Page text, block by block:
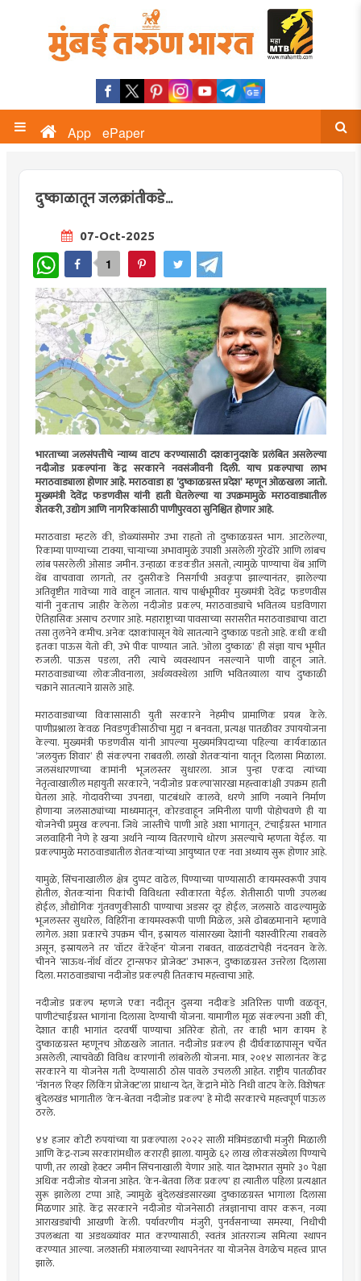
App ePaper
दुष्काळातून जलक्रांतीकडे...
07-Oct-2025
WhatsApp
1
भारताच्या जलसंपत्तीचे न्याय्य वाटप करण्यासाठी दशकानुदशके प्रलंबित असलेल्या
नदीजोड प्रकल्पांना केंद्र सरकारने नवसंजीवनी दिली. याच प्रकल्पाचा लाभ
मराठवाड्याला होणार आहे. मराठवाडा हा ‘दुष्काळग्रस्त प्रदेश’ म्हणून ओळखला जातो.
मुख्यमंत्री देवेंद्र फडणवीस यांनी हाती घेतलेल्या या उपक्रमामुळे मराठवाड्यातील
शेतकरी, उद्योग आणि नागरिकांसाठी पाणीपुरवठा सुनिश्चित होणार आहे.
मराठवाडा म्हटले की, डोळ्यांसमोर उभा राहतो तो दुष्काळग्रस्त भाग. आटलेल्या,
रिकाम्या पाण्याच्या टाक्या, चार्‍याच्या अभावामुळे उपाशी असलेली गुरेढोरे आणि लांबच
लांब पसरलेली ओसाड जमीन. उन्हाळा कडकडीत असतो, त्यामुळे पाण्याचा थेंब आणि
थेंब वाचवावा लागतो, तर दुसरीकडे निसर्गाची अवकृपा झाल्यानंतर, झालेल्या
अतिवृष्टीत गावेच्या गावे वाहून जातात. याच पार्श्वभूमीवर मुख्यमंत्री देवेंद्र फडणवीस
यांनी नुकताच जाहीर केलेला नदीजोड प्रकल्प, मराठवाड्याचे भवितव्य घडविणारा
ऐतिहासिक असाच ठरणार आहे. महाराष्ट्राच्या पावसाच्या सरासरीत मराठवाड्याचा वाटा
तसा तुलनेने कमीच. अनेक दशकांपासून येथे सातत्याने दुष्काळ पडतो आहे. कधी कधी
इतका पाऊस येतो की, उभे पीक पाण्यात जाते. ‘ओला दुष्काळ’ ही संज्ञा याच भूमीत
रुजली. पाऊस पडला, तरी त्याचे व्यवस्थापन नसल्याने पाणी वाहून जाते.
मराठवाड्याच्या लोकजीवनाला, अर्थव्यवस्थेला आणि भवितव्याला याच दुष्काळी
चक्राने सातत्याने ग्रासले आहे.
मराठवाड्याच्या विकासासाठी युती सरकारने नेहमीच प्रामाणिक प्रयत्न केले.
पाणीप्रश्नाला केवळ निवडणुकीसाठीचा मुद्दा न बनवता, प्रत्यक्ष पातळीवर उपाययोजना
केल्या. मुख्यमंत्री फडणवीस यांनी आपल्या मुख्यमंत्रिपदाच्या पहिल्या कार्यकाळात
‘जलयुक्त शिवार’ ही संकल्पना राबवली. लाखो शेतकर्‍यांना यातून दिलासा मिळाला.
जलसंधारणाच्या कामांनी भूजलस्तर सुधारला. आज पुन्हा एकदा त्यांच्या
नेतृत्वाखालील महायुती सरकारने, ‘नदीजोड प्रकल्पा’सारखा महत्त्वाकांक्षी उपक्रम हाती
घेतला आहे. गोदावरीच्या उपनद्या, पाटबंधारे कालवे, धरणे आणि नव्याने निर्माण
होणार्‍या जलसाठ्यांच्या माध्यमातून, कोरडवाहून जमिनीला पाणी पोहोचवणे ही या
योजनेची प्रमुख कल्पना. जिथे जास्तीचे पाणी आहे अशा भागातून, टंचाईग्रस्त भागात
जलवाहिनी नेणे हे खर्‍या अर्थाने न्याय्य वितरणाचे धोरण असल्याचे म्हणता येईल. या
प्रकल्पामुळे मराठवाड्यातील शेतकर्‍यांच्या आयुष्यात एक नवा अध्याय सुरू होणार आहे.
यामुळे, सिंचनाखालील क्षेत्र दुप्पट वाढेल, पिण्याच्या पाण्यासाठी कायमस्वरूपी उपाय
होतील, शेतकर्‍यांना पिकांची विविधता स्वीकारता येईल. शेतीसाठी पाणी उपलब्ध
होईल, औद्योगिक गुंतवणुकीसाठी पाण्याचा अडसर दूर होईल, जलसाठे वाढल्यामुळे
भूजलस्तर सुधारेल, विहिरींना कायमस्वरूपी पाणी मिळेल, असे ढोबळमानाने म्हणावे
लागेल. अशा प्रकारचे उपक्रम चीन, इस्रायल यांसारख्या देशांनी यशस्वीरित्या राबवले
असून, इस्रायलने तर ‘वॉटर कॅरेव्हॅन’ योजना राबवत, वाळवंटाचेही नंदनवन केले.
चीनने ‘साऊथ-नॉर्थ वॉटर ट्रान्सफर प्रोजेक्ट’ उभारून, दुष्काळग्रस्त उत्तरेला दिलासा
दिला. मराठवाड्याचा नदीजोड प्रकल्पही तितकाच महत्त्वाचा आहे.
नदीजोड प्रकल्प म्हणजे एका नदीतून दुसर्‍या नदीकडे अतिरिक्त पाणी वळवून,
पाणीटंचाईग्रस्त भागांना दिलासा देण्याची योजना. यामागील मूळ संकल्पना अशी की,
देशात काही भागांत दरवर्षी पाण्याचा अतिरेक होतो, तर काही भाग कायम हे
दुष्काळग्रस्त म्हणूनच ओळखले जातात. नदीजोड प्रकल्प ही दीर्घकाळापासून चर्चेत
असलेली, त्याचवेळी विविध कारणांनी लांबलेली योजना. मात्र, २०१४ सालानंतर केंद्र
सरकारने या योजनेस गती देण्यासाठी ठोस पावले उचलली आहेत. राष्ट्रीय पातळीवर
‘नॅशनल रिव्हर लिंकिंग प्रोजेक्ट’ला प्राधान्य देत, केंद्राने मोठे निधी वाटप केले. विशेषतः
बुंदेलखंड भागातील ‘केन-बेतवा नदीजोड प्रकल्प’ हे मोदी सरकारचे महत्त्वपूर्ण पाऊल
ठरले.
४४ हजार कोटी रुपयांच्या या प्रकल्पाला २०२२ साली मंत्रिमंडळाची मंजुरी मिळाली
आणि केंद्र-राज्य सरकारांमधील करारही झाला. यामुळे ६२ लाख लोकसंख्येला पिण्याचे
पाणी, तर लाखो हेक्टर जमीन सिंचनाखाली येणार आहे. यात देशभरात सुमारे ३० पेक्षा
अधिक नदीजोड योजना आहेत. ‘केन-बेतवा लिंक प्रकल्प’ हा त्यातील पहिला प्रत्यक्षात
सुरू झालेला टप्पा आहे, ज्यामुळे बुंदेलखंडसारख्या दुष्काळग्रस्त भागाला दिलासा
मिळणार आहे. केंद्र सरकारने नदीजोड योजनेसाठी तंत्रज्ञानाचा वापर करून, नव्या
आराखड्यांची आखणी केली. पर्यावरणीय मंजुरी, पुनर्वसनाच्या समस्या, निधीची
उपलब्धता या अडथळ्यांवर मात करण्यासाठी, स्वतंत्र आंतरराज्य समित्या स्थापन
करण्यात आल्या. जलशक्ती मंत्रालयाच्या स्थापनेनंतर या योजनेस वेगळेच महत्त्व प्राप्त
झाले.